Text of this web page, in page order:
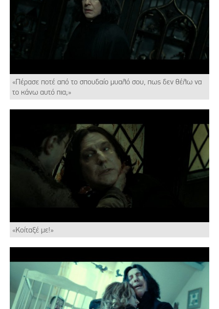
«Πέρασε ποτέ από το σπουδαίο μυαλό σου, πως δεν θέλω να
το κάνω αυτό πια;»
«Κοίταξέ με!»